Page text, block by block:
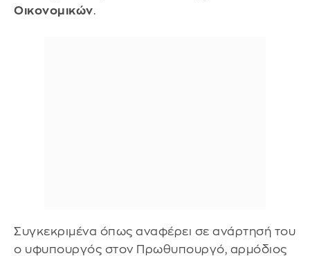
Οικονομικών.
Συγκεκριμένα όπως αναφέρει σε ανάρτησή του
ο υφυπουργός στον Πρωθυπουργό, αρμόδιος